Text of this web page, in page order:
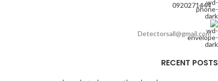
0920271444
Detectorsall@gmail.com
RECENT POSTS